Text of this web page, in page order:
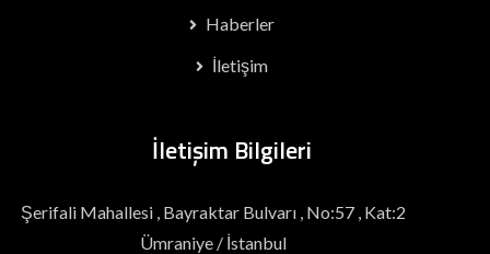
Haberler
İletişim
İletişim Bilgileri
Şerifali Mahallesi , Bayraktar Bulvarı , No:57 , Kat:2
Ümraniye / İstanbul